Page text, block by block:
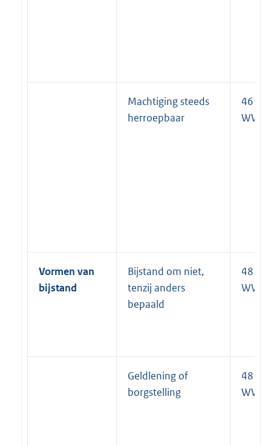
Machtiging steeds
herroepbaar
46 lid
WWB
Vormen van
bijstand
Bijstand om niet,
tenzij anders
bepaald
48 lid
WWB
Geldlening of
borgstelling
48 lid
WWB